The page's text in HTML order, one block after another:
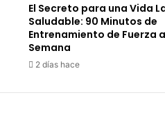
El Secreto para una Vida
Saludable: 90 Minutos de
Entrenamiento de Fuerza
Semana
2 días hace